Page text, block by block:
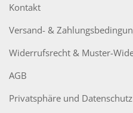
Kontakt
Versand- &
Widerrufsrecht & Muster-
AGB
Privatsphäre und Datenschutz